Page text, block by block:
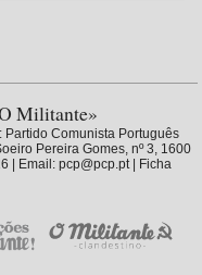
Militante»
Partido Comunista Português
Pereira Gomes, nº 3, 1600
| Email: pcp@pcp.pt |
Ficha